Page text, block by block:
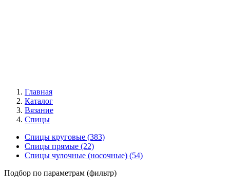
Главная
Каталог
Вязание
Спицы
Спицы круговые (383)
Спицы прямые (22)
Спицы чулочные (носочные) (54)
Подбор по параметрам (фильтр)